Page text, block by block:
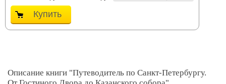
Купить
Описание книги "Путеводитель по Санкт-Петербургу.